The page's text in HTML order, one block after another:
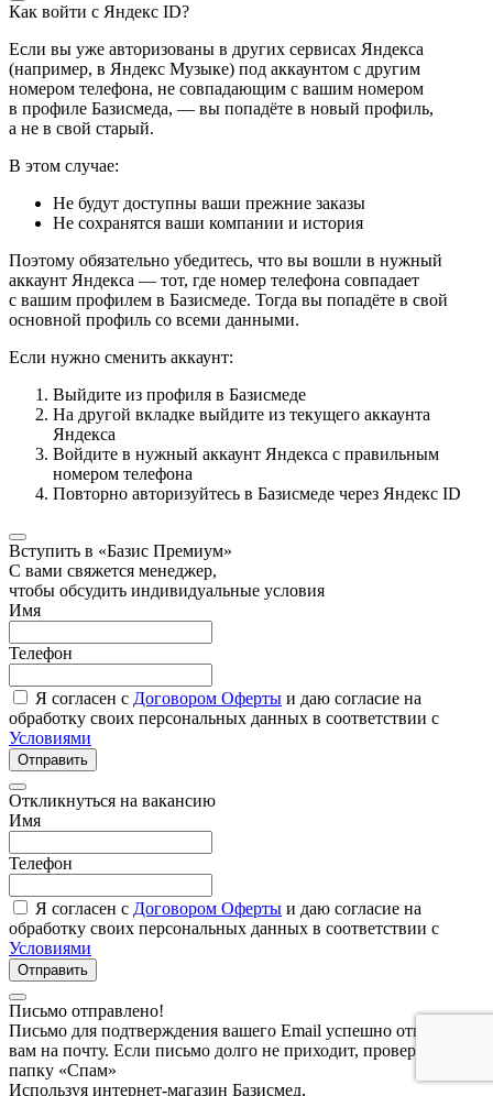
Как войти с Яндекс ID?
Если вы уже авторизованы в других сервисах Яндекса
(например, в Яндекс Музыке) под аккаунтом с другим
номером телефона, не совпадающим с вашим номером
в профиле Базисмеда, — вы попадёте в новый профиль,
а не в свой старый.
В этом случае:
Не будут доступны ваши прежние заказы
Не сохранятся ваши компании и история
Поэтому обязательно убедитесь, что вы вошли в нужный
аккаунт Яндекса — тот, где номер телефона совпадает
с вашим профилем в Базисмеде. Тогда вы попадёте в свой
основной профиль со всеми данными.
Если нужно сменить аккаунт:
Выйдите из профиля в Базисмеде
На другой вкладке выйдите из текущего аккаунта
Яндекса
Войдите в нужный аккаунт Яндекса с правильным
номером телефона
Повторно авторизуйтесь в Базисмеде через Яндекс ID
Вступить в «Базис Премиум»
С вами свяжется менеджер,
чтобы обсудить индивидуальные условия
Имя
Телефон
Я согласен с Договором Оферты и даю согласие на
обработку своих персональных данных в соответствии с
Условиями
Отправить
Откликнуться на вакансию
Имя
Телефон
Я согласен с Договором Оферты и даю согласие на
обработку своих персональных данных в соответствии с
Условиями
Отправить
Письмо отправлено!
Письмо для подтверждения вашего Email успешно отправлено
вам на почту. Если письмо долго не приходит, проверьте
папку «Спам»
Используя интернет-магазин Базисмед,